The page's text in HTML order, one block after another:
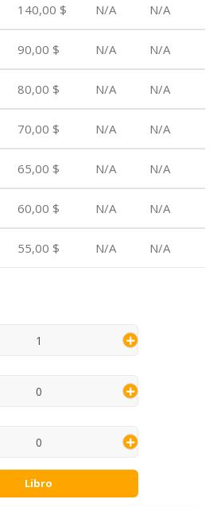
140,00 $ N/A N/A
90,00 $ N/A N/A
80,00 $ N/A N/A
70,00 $ N/A N/A
65,00 $ N/A N/A
60,00 $ N/A N/A
55,00 $ N/A N/A
Libro